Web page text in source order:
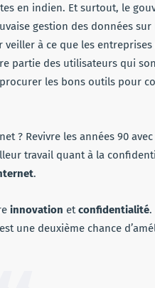
en indien. Et surtout, le
gestion des données
à ce que les entreprises
partie des utilisateurs qui
les bons outils pour
? Revivre les années 90
travail quant à la
.
innovation et confidentialité.
une deuxième chance